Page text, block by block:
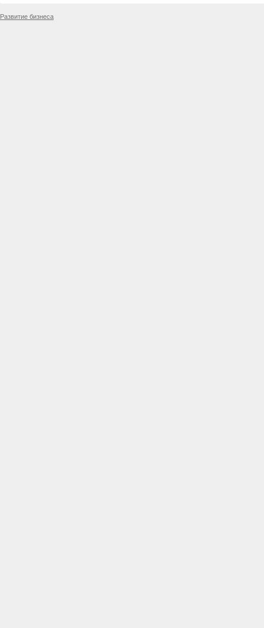
Развитие бизнеса